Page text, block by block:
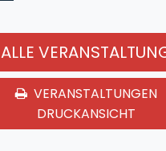
ALLE
VERANSTALTUNGEN
DRUCKANSICHT